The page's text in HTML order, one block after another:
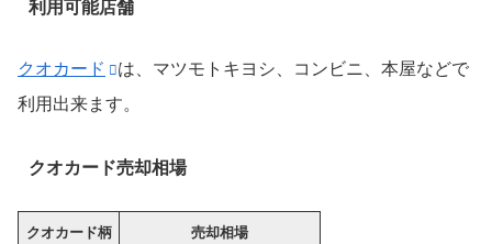
利用可能店舗
クオカード
は、マツモトキヨシ、コンビニ、本屋などで
利用出来ます。
クオカード売却相場
クオカード柄 売却相場